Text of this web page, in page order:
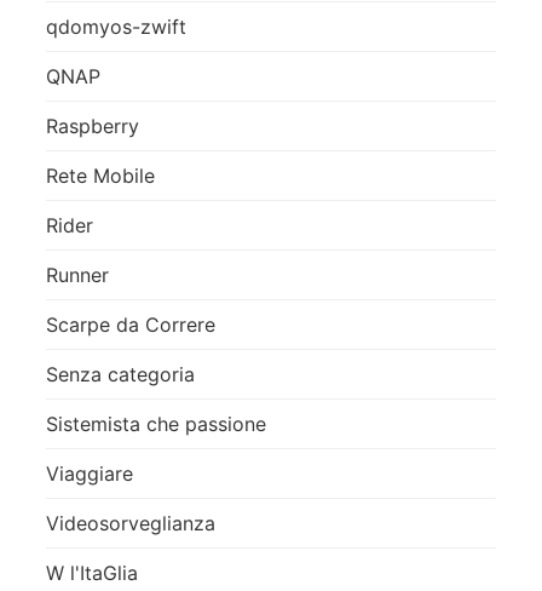
qdomyos-zwift
QNAP
Raspberry
Rete Mobile
Rider
Runner
Scarpe da Correre
Senza categoria
Sistemista che passione
Viaggiare
Videosorveglianza
W l'ItaGlia